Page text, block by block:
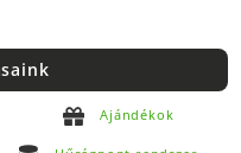
Ajándékok